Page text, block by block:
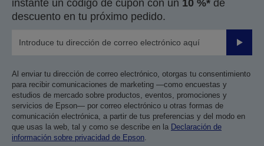
instante un código de cupón con un 10 %* de
descuento en tu próximo pedido.
Enviar
Al enviar tu dirección de correo electrónico, otorgas tu consentimiento
para recibir comunicaciones de marketing —como encuestas y
estudios de mercado sobre productos, eventos, promociones y
servicios de Epson— por correo electrónico u otras formas de
comunicación electrónica, a partir de tus preferencias y del modo en
que usas la web, tal y como se describe en la Declaración de
información sobre privacidad de Epson.